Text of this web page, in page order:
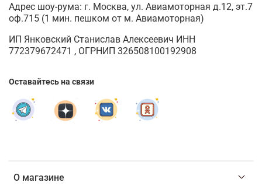
О магазине
Адрес шоу-рума: г. Москва, ул. Авиамоторная д.12, эт.7
оф.715 (1 мин. пешком от м. Авиамоторная)
ИП Янковский Станислав Алексеевич ИНН
772379672471 , ОГРНИП 326508100192908
Оставайтесь на связи